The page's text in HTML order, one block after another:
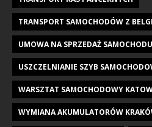
TRANSPORT SAMOCHODÓW Z
UMOWA NA SPRZEDAŻ SAMOCHODU
USZCZELNIANIE SZYB
WARSZTAT SAMOCHODOWY
WYMIANA AKUMULATORÓW